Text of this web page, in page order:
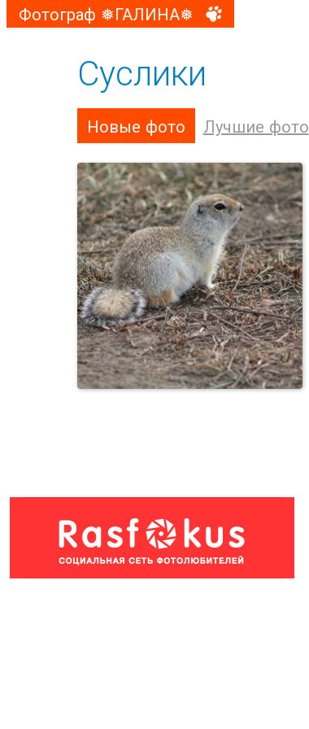
Фотограф ❅ГАЛИНА❅
Суслики
Новые фото Лучшие фото
Из жизни сусликов